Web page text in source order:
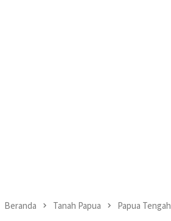
Beranda Tanah Papua Papua Tengah